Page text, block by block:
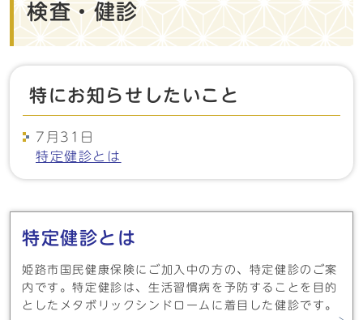
検査・健診
特にお知らせしたいこと
7月31日
特定健診とは
メインメニュー
特定健診とは
姫路市国民健康保険にご加入中の方の、特定健診のご案
内です。特定健診は、生活習慣病を予防することを目的
としたメタボリックシンドロームに着目した健診です。